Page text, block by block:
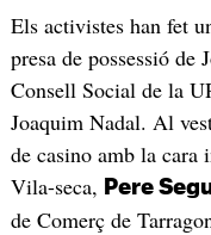
Els activistes han fet
presa de possessió de
Consell Social de la
Joaquim Nadal. Al
de casino amb la cara
Vila-seca, Pere
de Comerç de